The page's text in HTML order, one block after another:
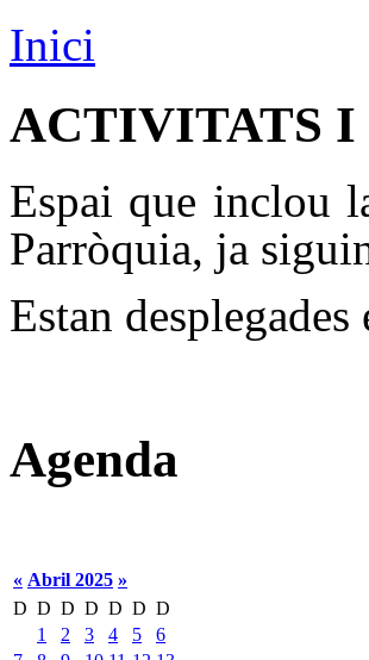
Inici
ACTIVITATS I
Espai que inclou
Parròquia, ja
Estan
Agenda
« Abril 2025 »
D D D D D D D
1
2 3 4 5
6